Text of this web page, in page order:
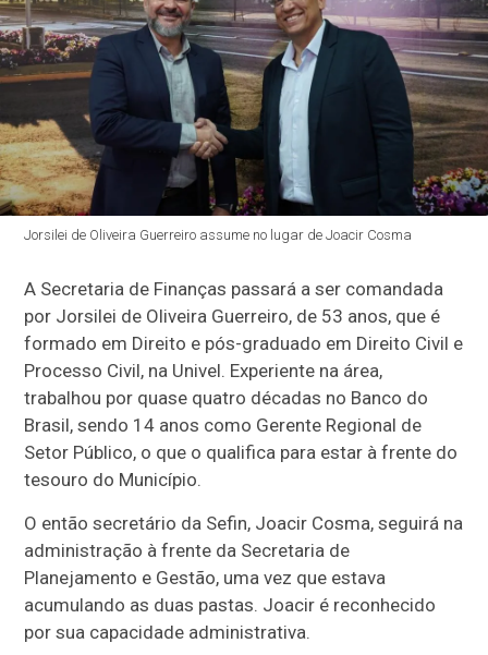
Jorsilei de Oliveira Guerreiro assume no lugar de Joacir Cosma
A Secretaria de Finanças passará a ser comandada
por Jorsilei de Oliveira Guerreiro, de 53 anos, que é
formado em Direito e pós-graduado em Direito Civil e
Processo Civil, na Univel. Experiente na área,
trabalhou por quase quatro décadas no Banco do
Brasil, sendo 14 anos como Gerente Regional de
Setor Público, o que o qualifica para estar à frente do
tesouro do Município.
O então secretário da Sefin, Joacir Cosma, seguirá na
administração à frente da Secretaria de
Planejamento e Gestão, uma vez que estava
acumulando as duas pastas. Joacir é reconhecido
por sua capacidade administrativa.